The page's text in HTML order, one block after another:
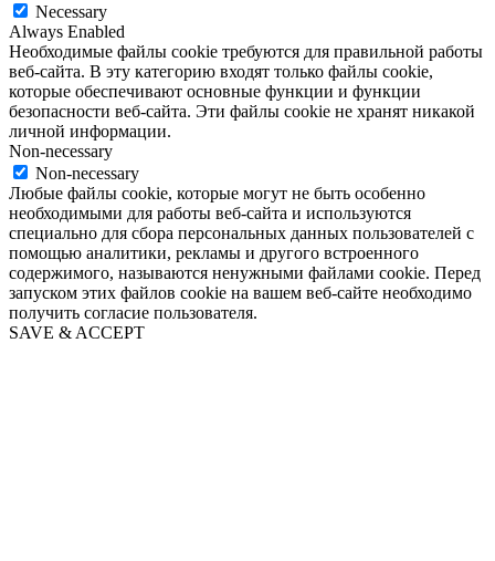
Necessary
Always Enabled
Необходимые файлы cookie требуются для правильной работы
веб-сайта. В эту категорию входят только файлы cookie,
которые обеспечивают основные функции и функции
безопасности веб-сайта. Эти файлы cookie не хранят никакой
личной информации.
Non-necessary
Non-necessary
Любые файлы cookie, которые могут не быть особенно
необходимыми для работы веб-сайта и используются
специально для сбора персональных данных пользователей с
помощью аналитики, рекламы и другого встроенного
содержимого, называются ненужными файлами cookie. Перед
запуском этих файлов cookie на вашем веб-сайте необходимо
получить согласие пользователя.
SAVE & ACCEPT